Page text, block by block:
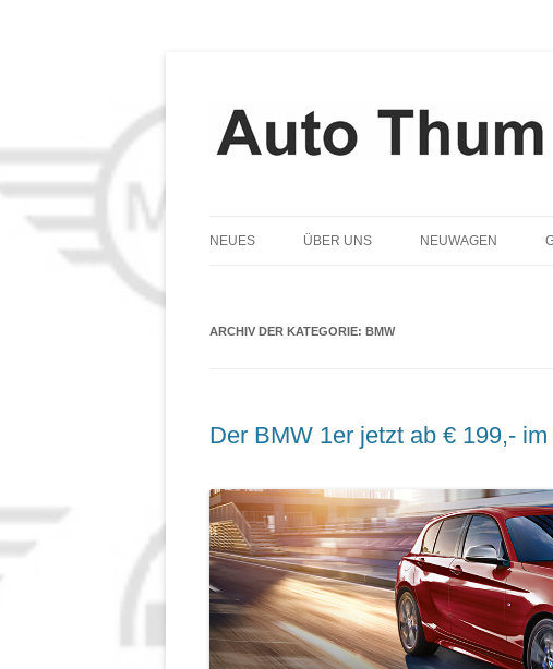
NEUES ÜBER UNS
GESCHICHTE
IMPRESSUM
NEUWAGEN
ARCHIV DER KATEGORIE: BMW
Der BMW 1er jetzt ab € 199,-